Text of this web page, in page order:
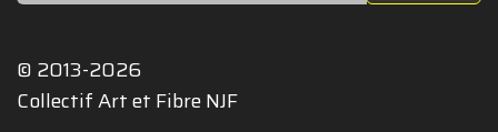
© 2013-2026
Collectif Art et Fibre NJF